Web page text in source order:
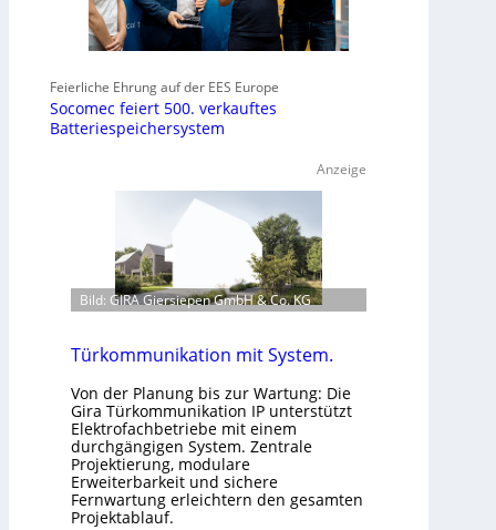
Feierliche Ehrung auf der EES Europe
Socomec feiert 500. verkauftes
Batteriespeichersystem
Anzeige
Bild: GIRA Giersiepen GmbH & Co. KG
Türkommunikation mit System.
Von der Planung bis zur Wartung: Die
Gira Türkommunikation IP unterstützt
Elektrofachbetriebe mit einem
durchgängigen System. Zentrale
Projektierung, modulare
Erweiterbarkeit und sichere
Fernwartung erleichtern den gesamten
Projektablauf.